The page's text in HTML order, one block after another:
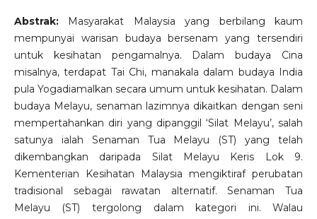
Abstrak:Masyarakat Malaysia yang berbilang kaum
mempunyai warisan budaya bersenam yang tersendiri
untuk kesihatan pengamalnya. Dalam budaya Cina
misalnya, terdapat Tai Chi, manakala dalam budaya India
pula Yogadiamalkan secara umum untuk kesihatan. Dalam
budaya Melayu, senaman lazimnya dikaitkan dengan seni
mempertahankan diri yang dipanggil ‘Silat Melayu’, salah
satunya ialah Senaman Tua Melayu (ST) yang telah
dikembangkan daripada Silat Melayu Keris Lok 9.
Kementerian Kesihatan Malaysia mengiktiraf perubatan
tradisional sebagai rawatan alternatif. Senaman Tua
Melayu (ST) tergolong dalam kategori ini. Walau